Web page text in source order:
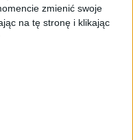
zmienić swoje
na tę stronę i klikając
czy trybWiele okien
na podzielonym